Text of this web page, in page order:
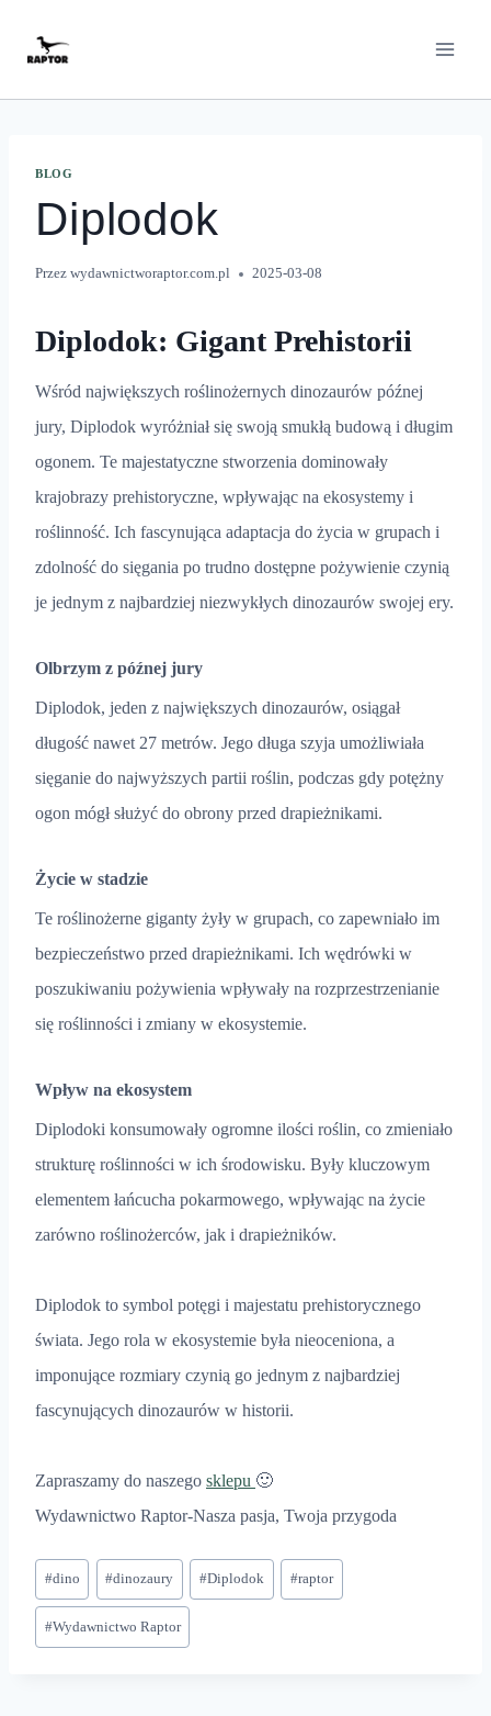
BLOG
Diplodok
Przez wydawnictworaptor.com.pl 2025-03-08
Diplodok: Gigant Prehistorii
Wśród największych roślinożernych dinozaurów późnej
jury, Diplodok wyróżniał się swoją smukłą budową i długim
ogonem. Te majestatyczne stworzenia dominowały
krajobrazy prehistoryczne, wpływając na ekosystemy i
roślinność. Ich fascynująca adaptacja do życia w grupach i
zdolność do sięgania po trudno dostępne pożywienie czynią
je jednym z najbardziej niezwykłych dinozaurów swojej ery.
Olbrzym z późnej jury
Diplodok, jeden z największych dinozaurów, osiągał
długość nawet 27 metrów. Jego długa szyja umożliwiała
sięganie do najwyższych partii roślin, podczas gdy potężny
ogon mógł służyć do obrony przed drapieżnikami.
Życie w stadzie
Te roślinożerne giganty żyły w grupach, co zapewniało im
bezpieczeństwo przed drapieżnikami. Ich wędrówki w
poszukiwaniu pożywienia wpływały na rozprzestrzenianie
się roślinności i zmiany w ekosystemie.
Wpływ na ekosystem
Diplodoki konsumowały ogromne ilości roślin, co zmieniało
strukturę roślinności w ich środowisku. Były kluczowym
elementem łańcucha pokarmowego, wpływając na życie
zarówno roślinożerców, jak i drapieżników.
Diplodok to symbol potęgi i majestatu prehistorycznego
świata. Jego rola w ekosystemie była nieoceniona, a
imponujące rozmiary czynią go jednym z najbardziej
fascynujących dinozaurów w historii.
Zapraszamy do naszego sklepu 🙂
Wydawnictwo Raptor-Nasza pasja, Twoja przygoda
Tagi
wpisu:
#dino #dinozaury #Diplodok #raptor
#Wydawnictwo Raptor